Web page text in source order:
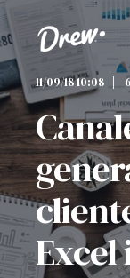
11/09/18 10:08